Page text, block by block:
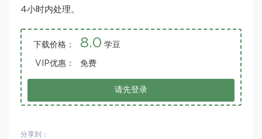
4小时内处理。
下载价格： 8.0 学豆
VIP优惠： 免费
请先登录
分享到：